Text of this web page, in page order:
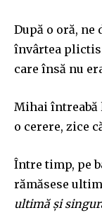
După o oră, ne
învârtea
care însă nu
Mihai întreabă
o cerere, zice
Între timp, pe
rămăsese
ultimă și